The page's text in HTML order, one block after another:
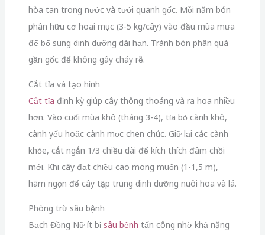
hòa tan trong nước và tưới quanh gốc. Mỗi năm bón
phân hữu cơ hoai mục (3-5 kg/cây) vào đầu mùa mưa
để bổ sung dinh dưỡng dài hạn. Tránh bón phân quá
gần gốc để không gây cháy rễ.
Cắt tỉa và tạo hình
Cắt tỉa định kỳ giúp cây thông thoáng và ra hoa nhiều
hơn. Vào cuối mùa khô (tháng 3-4), tỉa bỏ cành khô,
cành yếu hoặc cành mọc chen chúc. Giữ lại các cành
khỏe, cắt ngắn 1/3 chiều dài để kích thích đâm chồi
mới. Khi cây đạt chiều cao mong muốn (1-1,5 m),
hãm ngọn để cây tập trung dinh dưỡng nuôi hoa và lá.
Phòng trừ sâu bệnh
Bạch Đồng Nữ ít bị sâu bệnh tấn công nhờ khả năng